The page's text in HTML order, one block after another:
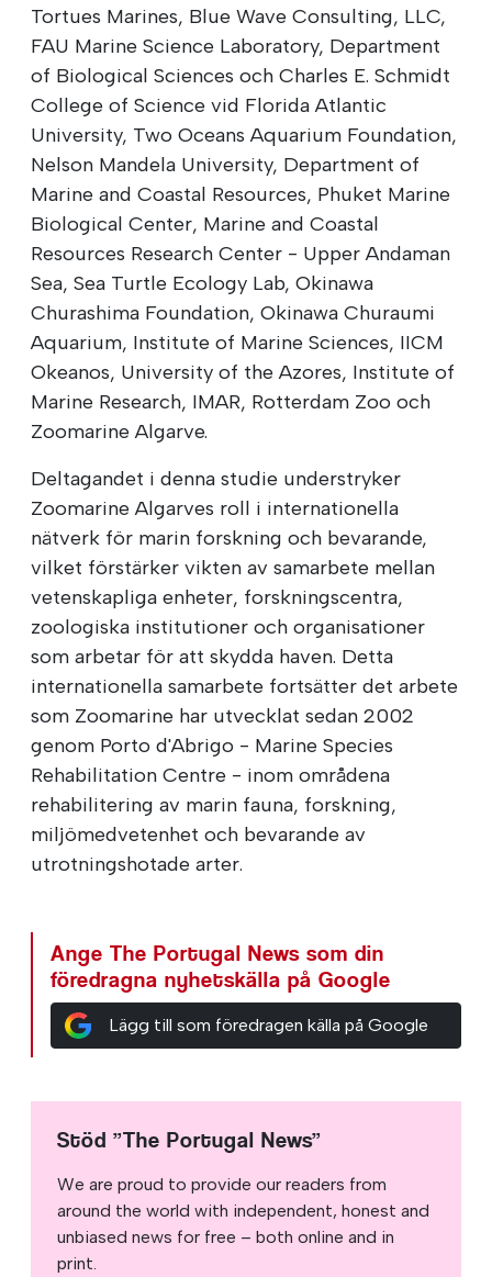
Tortues Marines, Blue Wave Consulting, LLC,
FAU Marine Science Laboratory, Department
of Biological Sciences och Charles E. Schmidt
College of Science vid Florida Atlantic
University, Two Oceans Aquarium Foundation,
Nelson Mandela University, Department of
Marine and Coastal Resources, Phuket Marine
Biological Center, Marine and Coastal
Resources Research Center - Upper Andaman
Sea, Sea Turtle Ecology Lab, Okinawa
Churashima Foundation, Okinawa Churaumi
Aquarium, Institute of Marine Sciences, IICM
Okeanos, University of the Azores, Institute of
Marine Research, IMAR, Rotterdam Zoo och
Zoomarine Algarve.
Deltagandet i denna studie understryker
Zoomarine Algarves roll i internationella
nätverk för marin forskning och bevarande,
vilket förstärker vikten av samarbete mellan
vetenskapliga enheter, forskningscentra,
zoologiska institutioner och organisationer
som arbetar för att skydda haven. Detta
internationella samarbete fortsätter det arbete
som Zoomarine har utvecklat sedan 2002
genom Porto d'Abrigo - Marine Species
Rehabilitation Centre - inom områdena
rehabilitering av marin fauna, forskning,
miljömedvetenhet och bevarande av
utrotningshotade arter.
Ange The Portugal News som din
föredragna nyhetskälla på Google
Lägg till som föredragen källa på Google
Stöd ”The Portugal News”
We are proud to provide our readers from
around the world with independent, honest and
unbiased news for free – both online and in
print.